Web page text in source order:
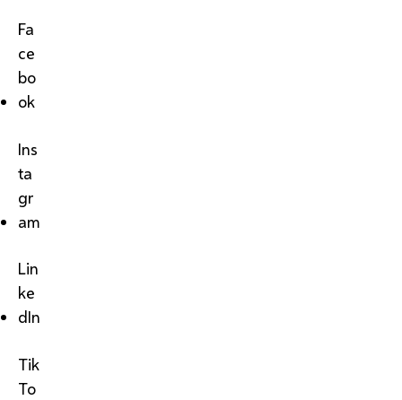
Fa
ce
bo
ok
Ins
ta
gr
am
Lin
ke
dIn
Tik
To